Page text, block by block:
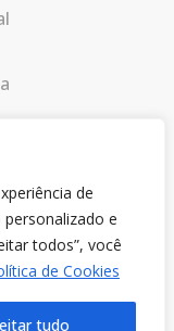
de
e
todos”, você
de Cookies
tudo